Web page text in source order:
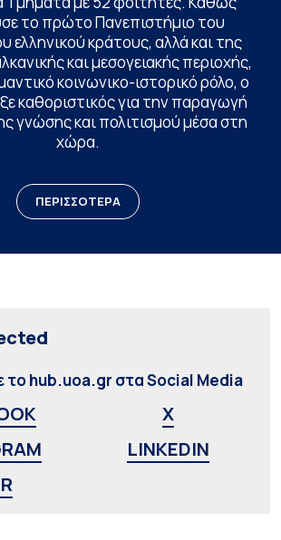
το πρώτο Πανεπιστήμιο του
ελληνικού κράτους, αλλά και της
και μεσογειακής περιοχής,
κοινωνικο-ιστορικό ρόλο, ο
καθοριστικός για την παραγωγή
γνώσης και πολιτισμού μέσα στη
χώρα.
ΠΕΡΙΣΣΟΤΕΡΑ
το hub.uoa.gr στα Social Media
X
LINKEDIN